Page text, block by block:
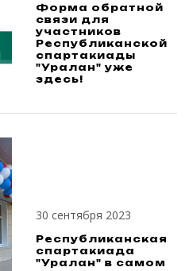
Форма обратной
связи для
участников
Республиканской
спартакиады
"Уралан" уже
здесь!
30 сентября 2023
Республиканская
спартакиада
"Уралан" в самом